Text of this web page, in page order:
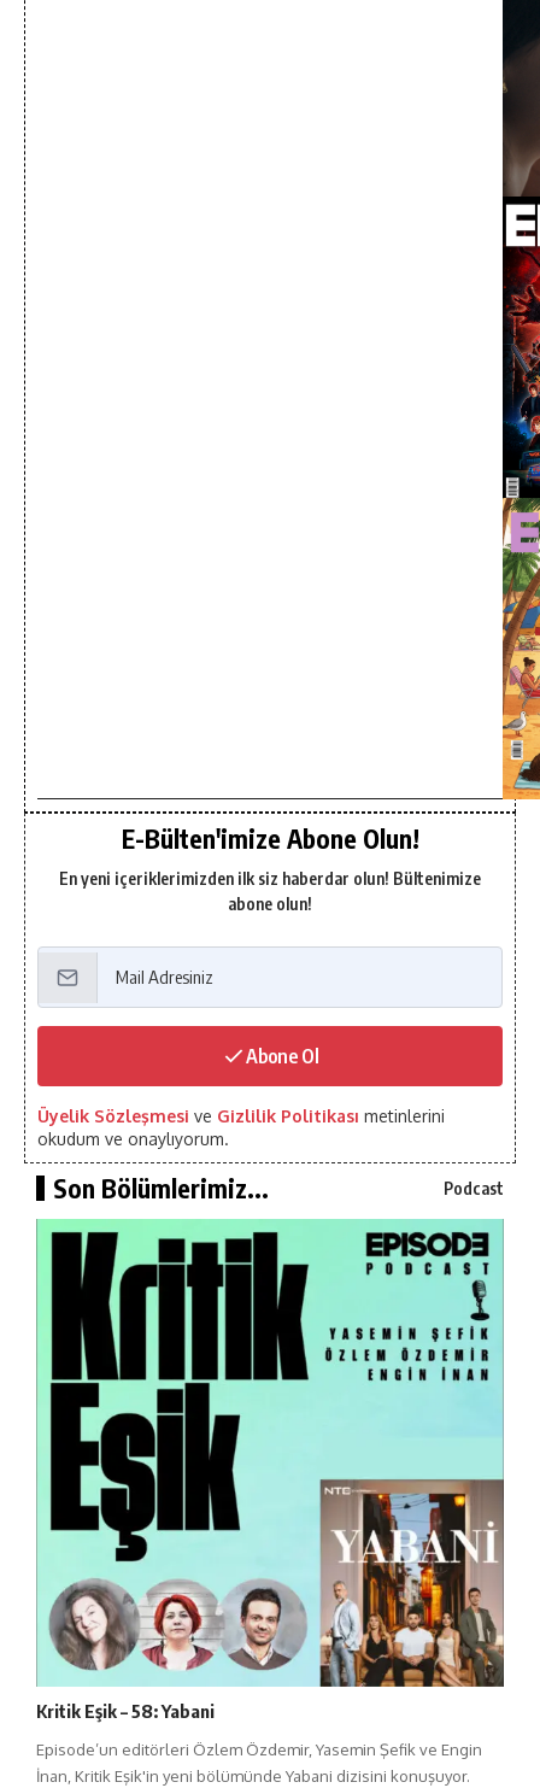
E-Bülten'imize Abone Olun!
En yeni içeriklerimizden ilk siz haberdar olun! Bültenimize
abone olun!
Abone Ol
Üyelik Sözleşmesi ve Gizlilik Politikası metinlerini
okudum ve onaylıyorum.
Son Bölümlerimiz... Podcast
Kritik Eşik – 58: Yabani
Episode’un editörleri Özlem Özdemir, Yasemin Şefik ve Engin
İnan, Kritik Eşik'in yeni bölümünde Yabani dizisini konuşuyor.